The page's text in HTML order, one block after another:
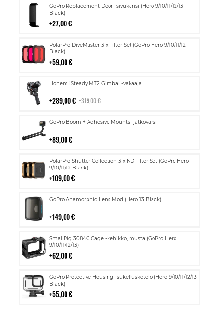
GoPro Replacement Door -sivukansi (Hero 9/10/11/12/13
Black)
27,00 €
Lisää
ostoskoriin
PolarPro DiveMaster 3 x Filter Set (GoPro Hero 9/10/11/12
Black)
59,00 €
Lisää
ostoskoriin
Hohem iSteady MT2 Gimbal -vakaaja
289,00 € 319,00 €
Lisää
GoPro Boom + Adhesive Mounts -jatkovarsi
89,00 €
Lisää
PolarPro Shutter Collection 3 x ND-filter Set (GoPro Hero
9/10/11/12 Black)
109,00 €
Lisää
ostoskoriin
GoPro Anamorphic Lens Mod (Hero 13 Black)
149,00 €
Lisää
SmallRig 3084C Cage -kehikko, musta (GoPro Hero
9/10/11/12/13)
62,00 €
Lisää
ostoskoriin
GoPro Protective Housing -sukelluskotelo (Hero 9/10/11/12/13
Black)
55,00 €
Lisää
ostoskoriin